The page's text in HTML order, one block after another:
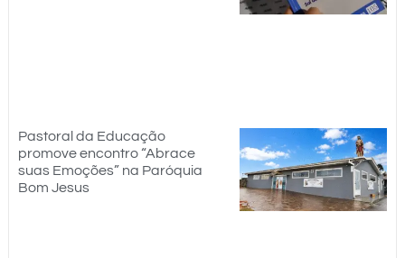
Pastoral da Educação
promove encontro “Abrace
suas Emoções” na Paróquia
Bom Jesus